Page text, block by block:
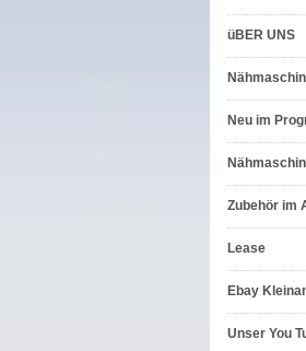
üBER UNS
Neu im
Zubehör im
Lease
Ebay
Unser You